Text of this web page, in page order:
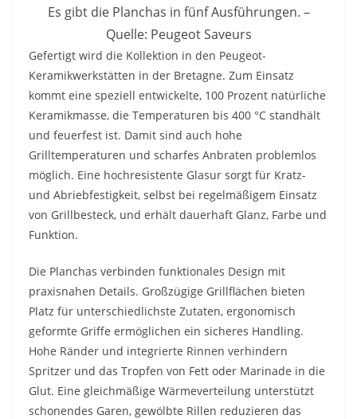
Es gibt die Planchas in fünf Ausführungen. –
Quelle: Peugeot Saveurs
Gefertigt wird die Kollektion in den Peugeot-
Keramikwerkstätten in der Bretagne. Zum Einsatz
kommt eine speziell entwickelte, 100 Prozent natürliche
Keramikmasse, die Temperaturen bis 400 °C standhält
und feuerfest ist. Damit sind auch hohe
Grilltemperaturen und scharfes Anbraten problemlos
möglich. Eine hochresistente Glasur sorgt für Kratz-
und Abriebfestigkeit, selbst bei regelmäßigem Einsatz
von Grillbesteck, und erhält dauerhaft Glanz, Farbe und
Funktion.
Die Planchas verbinden funktionales Design mit
praxisnahen Details. Großzügige Grillflächen bieten
Platz für unterschiedlichste Zutaten, ergonomisch
geformte Griffe ermöglichen ein sicheres Handling.
Hohe Ränder und integrierte Rinnen verhindern
Spritzer und das Tropfen von Fett oder Marinade in die
Glut. Eine gleichmäßige Wärmeverteilung unterstützt
schonendes Garen, gewölbte Rillen reduzieren das